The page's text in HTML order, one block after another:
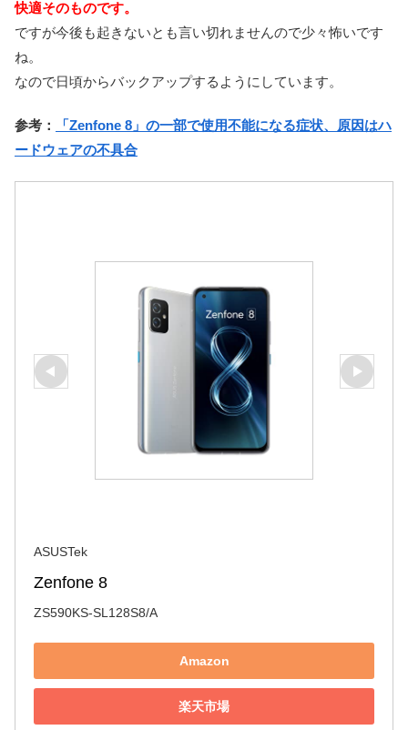
快適そのものです。
ですが今後も起きないとも言い切れませんので少々怖いです
ね。
なので日頃からバックアップするようにしています。
参考：
「Zenfone 8」の一部で使用不能になる症状、原因はハ
ードウェアの不具合
ASUSTek
Zenfone 8
ZS590KS-SL128S8/A
Amazon
楽天市場